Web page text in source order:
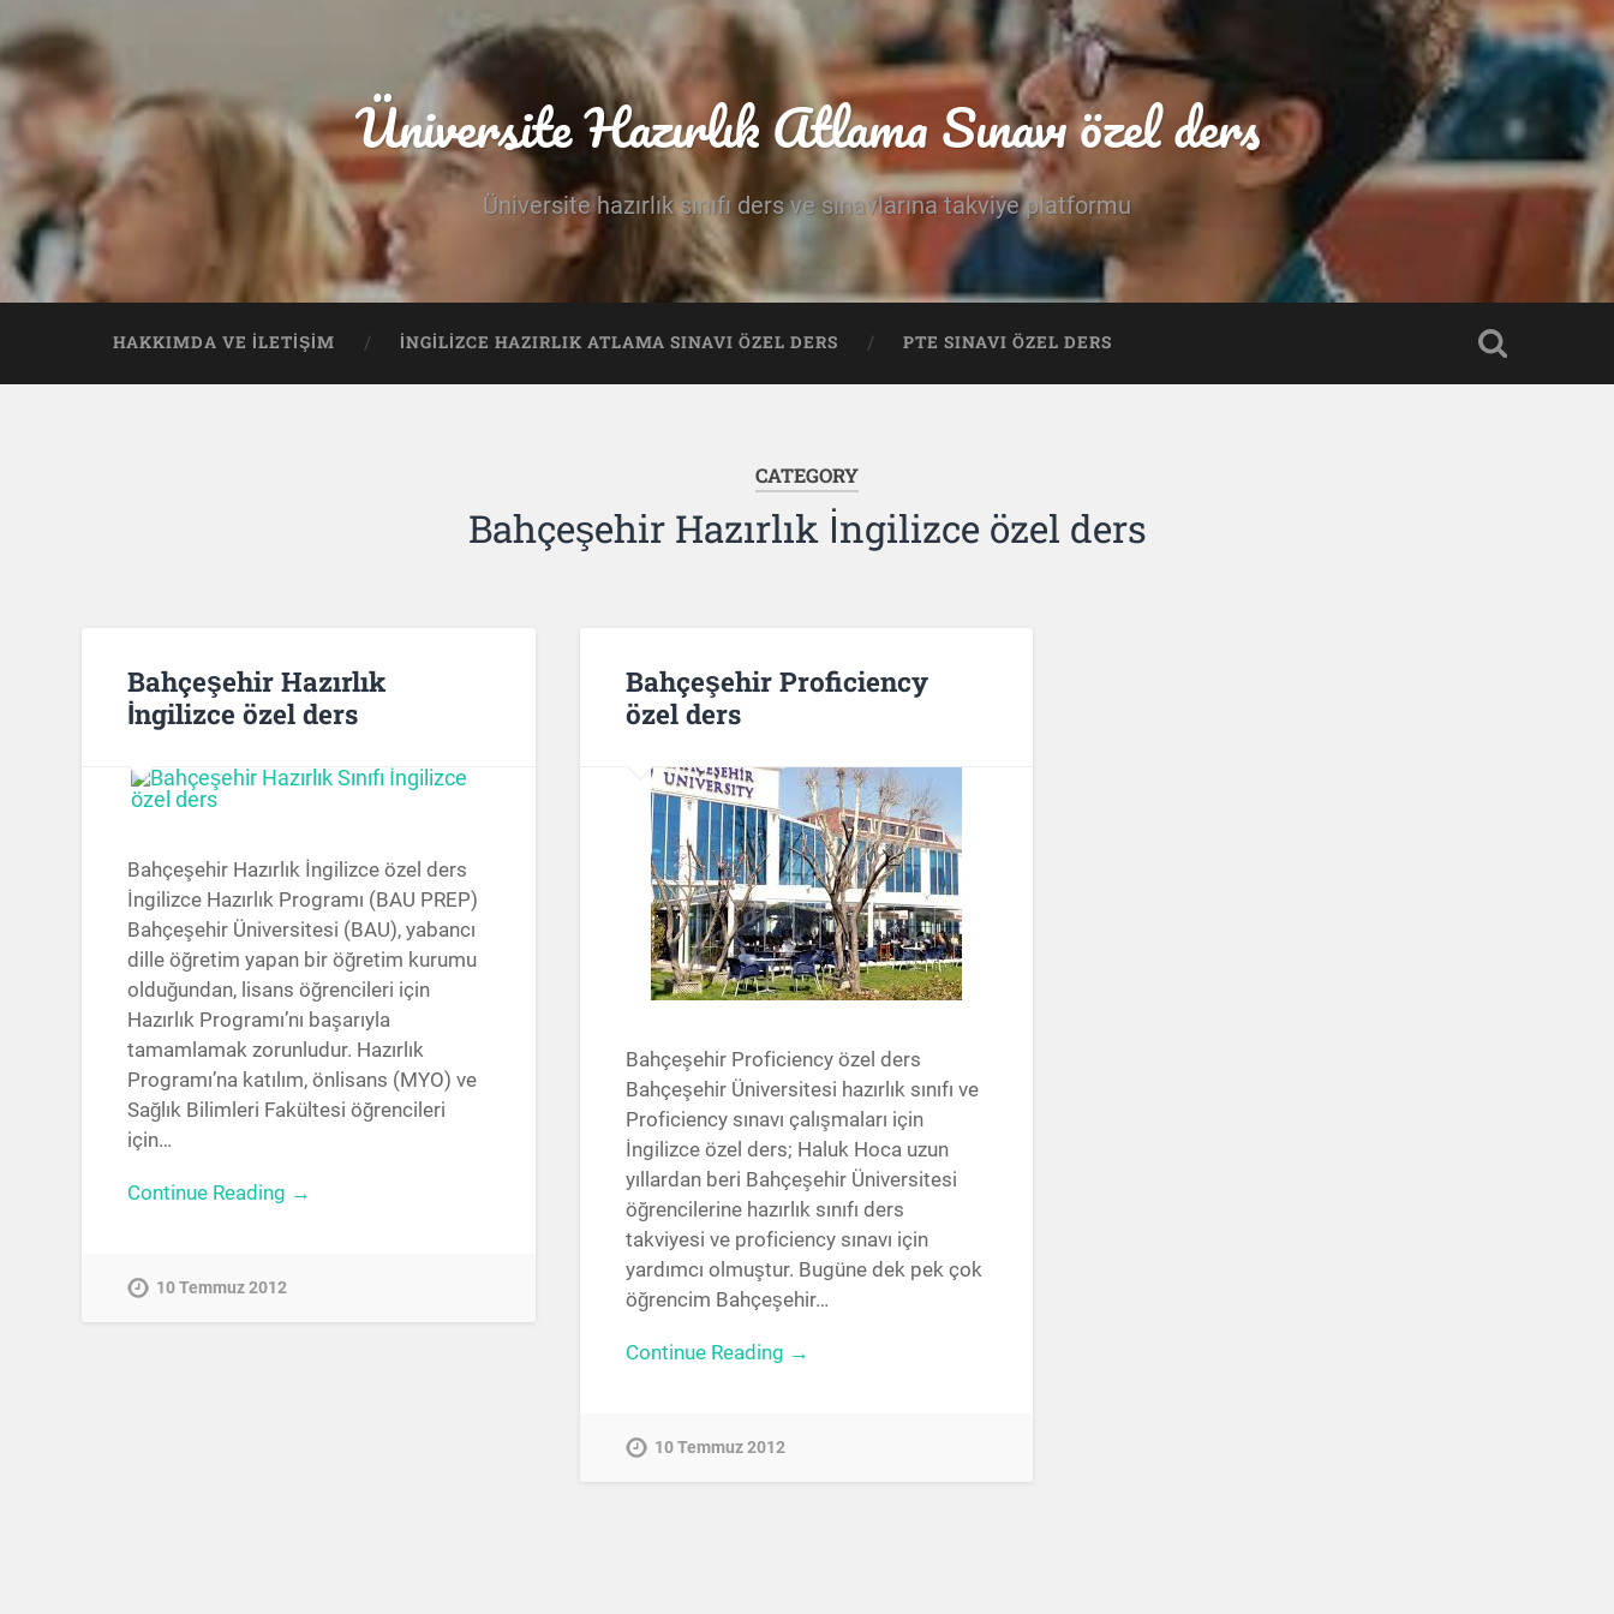
Üniversite Hazırlık Atlama Sınavı özel ders
Üniversite hazırlık sınıfı ders ve sınavlarına takviye platformu
HAKKIMDA VE İLETIŞIM İNGILIZCE HAZIRLIK ATLAMA SINAVI ÖZEL DERS PTE SINAVI ÖZEL DERS
CATEGORY
Bahçeşehir Hazırlık İngilizce özel ders
Bahçeşehir Hazırlık
İngilizce özel ders
Bahçeşehir Hazırlık İngilizce özel ders
İngilizce Hazırlık Programı (BAU PREP)
Bahçeşehir Üniversitesi (BAU), yabancı
dille öğretim yapan bir öğretim kurumu
olduğundan, lisans öğrencileri için
Hazırlık Programı’nı başarıyla
tamamlamak zorunludur. Hazırlık
Programı’na katılım, önlisans (MYO) ve
Sağlık Bilimleri Fakültesi öğrencileri
için…
Continue Reading →
10 Temmuz 2012
Bahçeşehir Proficiency
özel ders
Bahçeşehir Proficiency özel ders
Bahçeşehir Üniversitesi hazırlık sınıfı ve
Proficiency sınavı çalışmaları için
İngilizce özel ders; Haluk Hoca uzun
yıllardan beri Bahçeşehir Üniversitesi
öğrencilerine hazırlık sınıfı ders
takviyesi ve proficiency sınavı için
yardımcı olmuştur. Bugüne dek pek çok
öğrencim Bahçeşehir…
Continue Reading →
10 Temmuz 2012